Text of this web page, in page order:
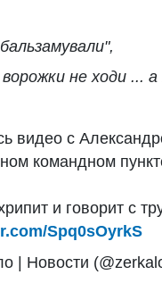
ворожки не ходи ...
видео с
командном
и говорит с
Spq0sOyrkS
| Новости